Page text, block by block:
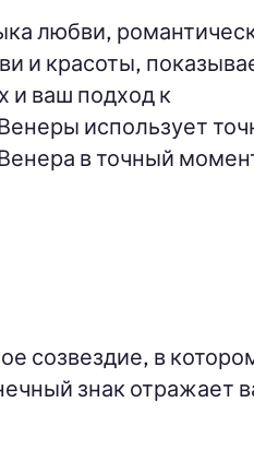
любви,
и красоты,
и ваш подход к
использует
в точный
созвездие, в
знак отражает